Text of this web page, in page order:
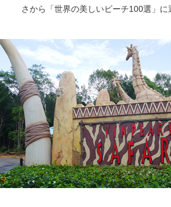
さから「世界の美しいビーチ100選」に